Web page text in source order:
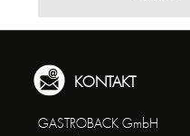
KONTAKT
GASTROBACK GmbH